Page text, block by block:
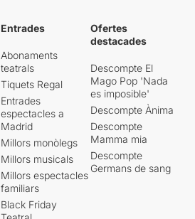
Entrades
Abonaments
teatrals
Tiquets Regal
Entrades
espectacles a
Madrid
Millors monòlegs
Millors musicals
Millors espectacles
familiars
Black Friday
Ofertes
destacades
Descompte El
Mago Pop 'Nada
es imposible'
Descompte Ànima
Descompte
Mamma mia
Descompte
Germans de sang